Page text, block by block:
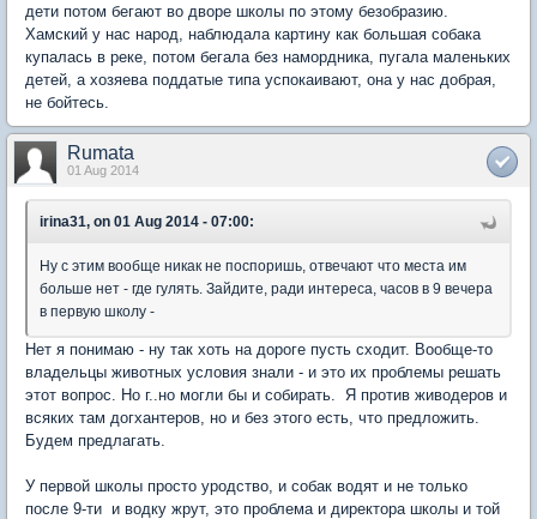
дети потом бегают во дворе школы по этому безобразию.
Хамский у нас народ, наблюдала картину как большая собака
купалась в реке, потом бегала без намордника, пугала маленьких
детей, а хозяева поддатые типа успокаивают, она у нас добрая,
не бойтесь.
Rumata
01 Aug 2014
irina31, on 01 Aug 2014 - 07:00:
Ну с этим вообще никак не поспоришь, отвечают что места им
больше нет - где гулять. Зайдите, ради интереса, часов в 9 вечера
в первую школу -
Нет я понимаю - ну так хоть на дороге пусть сходит. Вообще-то
владельцы животных условия знали - и это их проблемы решать
этот вопрос. Но г..но могли бы и собирать. Я против живодеров и
всяких там догхантеров, но и без этого есть, что предложить.
Будем предлагать.
У первой школы просто уродство, и собак водят и не только
после 9-ти и водку жрут, это проблема и директора школы и той